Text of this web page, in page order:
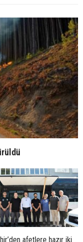
afetlere hazır iki